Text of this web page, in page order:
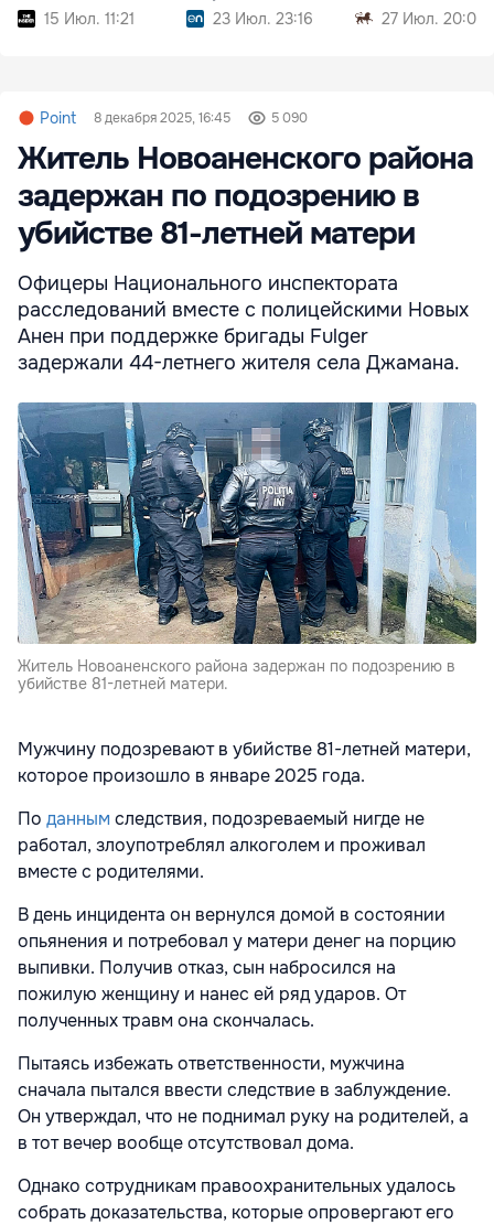
15 Июл. 11:21
экзаменов
23 Июл. 23:16
27 Июл. 20:09
Point 8 декабря 2025, 16:45 5 090
Житель Новоаненского района
задержан по подозрению в
убийстве 81-летней матери
Офицеры Национального инспектората
расследований вместе с полицейскими Новых
Анен при поддержке бригады Fulger
задержали 44-летнего жителя села Джамана.
Житель Новоаненского района задержан по подозрению в
убийстве 81-летней матери.
Мужчину подозревают в убийстве 81-летней матери,
которое произошло в январе 2025 года.
По данным следствия, подозреваемый нигде не
работал, злоупотреблял алкоголем и проживал
вместе с родителями.
В день инцидента он вернулся домой в состоянии
опьянения и потребовал у матери денег на порцию
выпивки. Получив отказ, сын набросился на
пожилую женщину и нанес ей ряд ударов. От
полученных травм она скончалась.
Пытаясь избежать ответственности, мужчина
сначала пытался ввести следствие в заблуждение.
Он утверждал, что не поднимал руку на родителей, а
в тот вечер вообще отсутствовал дома.
Однако сотрудникам правоохранительных удалось
собрать доказательства, которые опровергают его